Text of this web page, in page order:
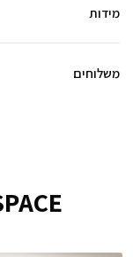
מידות
משלוחים